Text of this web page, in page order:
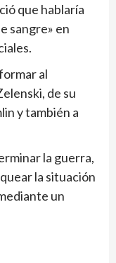
que hablaría
sangre» en
al
de su
y también a
la guerra,
la situación
un